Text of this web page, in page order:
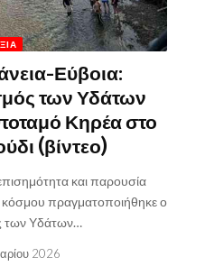
Εύβοια:
των Υδάτων
Κηρέα στο
(βίντεο)
και παρουσία
πραγματοποιήθηκε ο
των Υδάτων…
2026